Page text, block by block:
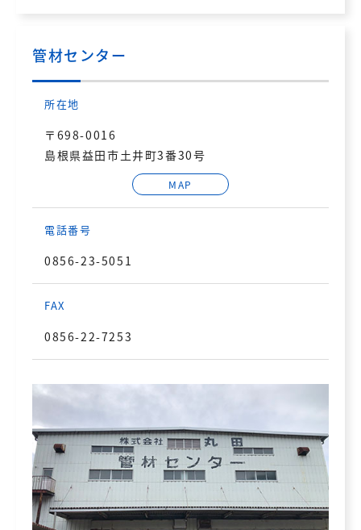
管材センター
所在地
〒698-0016
島根県益田市土井町3番30号
MAP
電話番号
0856-23-5051
FAX
0856-22-7253